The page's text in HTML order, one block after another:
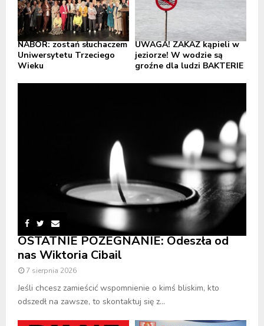
NABÓR: zostań słuchaczem
Uniwersytetu Trzeciego
Wieku
UWAGA! ZAKAZ kąpieli w
jeziorze! W wodzie są
groźne dla ludzi BAKTERIE
OSTATNIE POŻEGNANIE: Odeszła od
nas Wiktoria Cibail
7 sierpnia 2026
Jeśli chcesz zamieścić wspomnienie o kimś bliskim, kto
odszedł na zawsze, to skontaktuj się z...